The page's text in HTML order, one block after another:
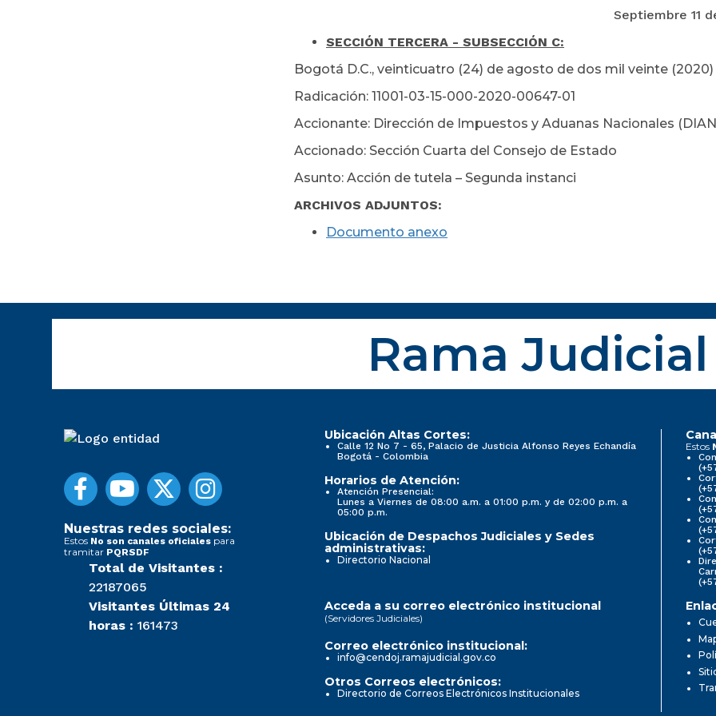
Septiembre 11 de
SECCIÓN TERCERA - SUBSECCIÓN C:
Bogotá D.C., veinticuatro (24) de agosto de dos mil veinte (2020)
Radicación: 11001-03-15-000-2020-00647-01
Accionante: Dirección de Impuestos y Aduanas Nacionales
Accionado: Sección Cuarta del Consejo de Estado
Asunto: Acción de tutela – Segunda instanci
ARCHIVOS ADJUNTOS:
Documento anexo
Rama Judicial
Nuestras redes sociales:
Estos No son canales oficiales para
tramitar PQRSDF
Total de Visitantes :
22187065
Visitantes Últimas 24
horas : 161473
Ubicación Altas Cortes:
Calle 12 No 7 - 65, Palacio de Justicia Alfonso Reyes Echandía
Bogotá - Colombia
Horarios de Atención:
Atención Presencial:
Lunes a Viernes de 08:00 a.m. a 01:00 p.m. y de 02:00 p.m. a
05:00 p.m.
Ubicación de Despachos Judiciales y Sedes
administrativas:
Directorio Nacional
Estos
Acceda a su correo electrónico institucional
(Servidores Judiciales)
Correo electrónico institucional:
info@cendoj.ramajudicial.gov.co
Otros Correos electrónicos:
Directorio de Correos Electrónicos Institucionales